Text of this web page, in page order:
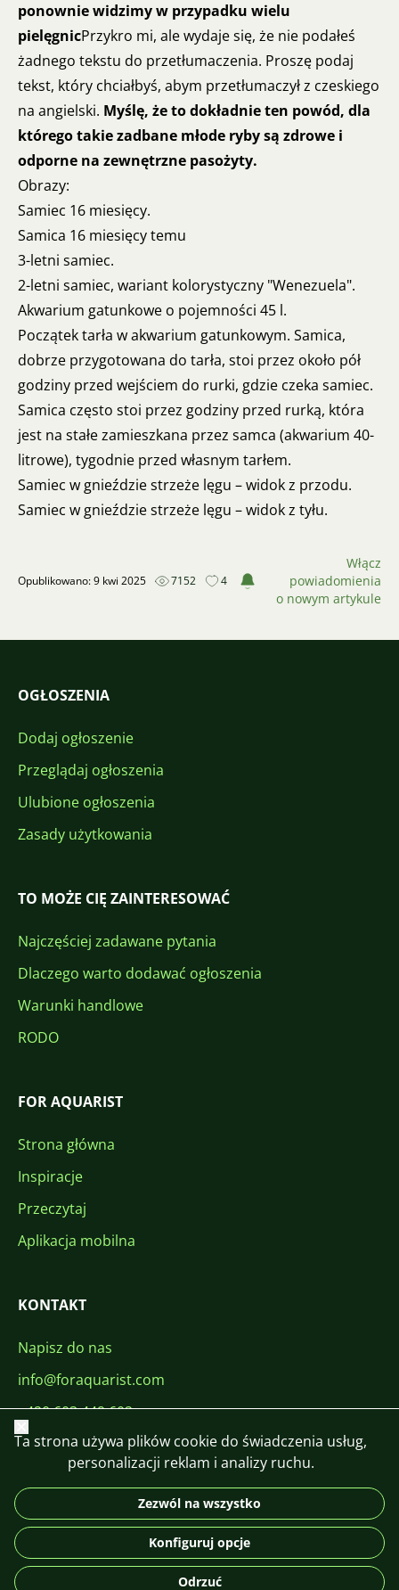
ponownie widzimy w przypadku wielu
pielęgnicPrzykro mi, ale wydaje się, że nie podałeś
żadnego tekstu do przetłumaczenia. Proszę podaj
tekst, który chciałbyś, abym przetłumaczył z czeskiego
na angielski. Myślę, że to dokładnie ten powód, dla
którego takie zadbane młode ryby są zdrowe i
odporne na zewnętrzne pasożyty.
Obrazy:
Samiec 16 miesięcy.
Samica 16 miesięcy temu
3-letni samiec.
2-letni samiec, wariant kolorystyczny "Wenezuela".
Akwarium gatunkowe o pojemności 45 l.
Początek tarła w akwarium gatunkowym. Samica,
dobrze przygotowana do tarła, stoi przez około pół
godziny przed wejściem do rurki, gdzie czeka samiec.
Samica często stoi przez godziny przed rurką, która
jest na stałe zamieszkana przez samca (akwarium 40-
litrowe), tygodnie przed własnym tarłem.
Samiec w gnieździe strzeże lęgu – widok z przodu.
Samiec w gnieździe strzeże lęgu – widok z tyłu.
Opublikowano: 9 kwi 2025 7152 4
Włącz
powiadomienia
o nowym artykule
OGŁOSZENIA
Dodaj ogłoszenie
Przeglądaj ogłoszenia
Ulubione ogłoszenia
Zasady użytkowania
TO MOŻE CIĘ ZAINTERESOWAĆ
Najczęściej zadawane pytania
Dlaczego warto dodawać ogłoszenia
Warunki handlowe
RODO
FOR AQUARIST
Strona główna
Inspiracje
Przeczytaj
Aplikacja mobilna
KONTAKT
Napisz do nas
info@foraquarist.com
+420 603 449 602
DE
© 2026 For Aquarist
Zamknij
Ta strona używa plików cookie do świadczenia usług,
personalizacji reklam i analizy ruchu.
Zezwól na wszystko
Konfiguruj opcje
Odrzuć